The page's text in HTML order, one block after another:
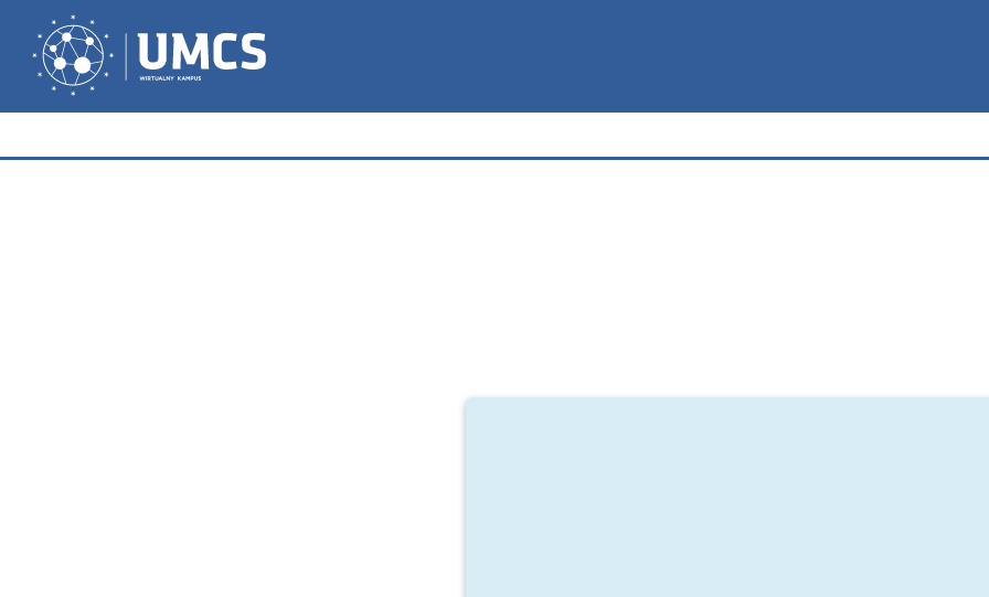
Przejdź do głównej zawartości
Wirtualny Kampus